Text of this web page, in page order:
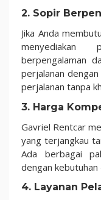
2. Sopir
Jika Anda
menyediakan
berpengalaman
perjalanan
perjalanan tanpa
3. Harga
Gavriel Rentcar
yang terjangkau
Ada berbagai
dengan kebutuhan
4. Layanan